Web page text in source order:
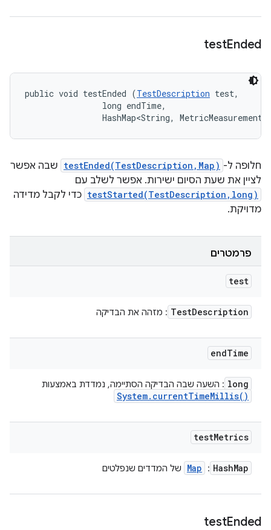
testEnded
public void testEnded (TestDescription test,
                long endTime,
HashMap<String,
חלופה ל- testEnded(TestDescription,Map) שבה אפשר
לציין את שעת הסיום ישירות. אפשר לשלב עם
testStarted(TestDescription,long) כדי לקבל מדידה
מדויקת.
פרמטרים
test
TestDescription : מזהה את הבדיקה
endTime
long : השעה שבה הבדיקה הסתיימה, נמדדת באמצעות
System. currentTimeMillis( )
testMetrics
HashMap
:
Map של המדדים שנפלטים
testEnded